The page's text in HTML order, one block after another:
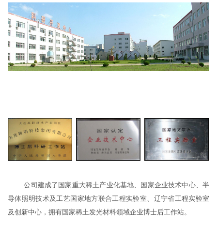
公司建成了国家重大稀土产业化基地、国家企业技术中心、半
导体照明技术及工艺国家地方联合工程实验室、辽宁省工程实验室
及创新中心，拥有国家稀土发光材料领域企业博士后工作站。